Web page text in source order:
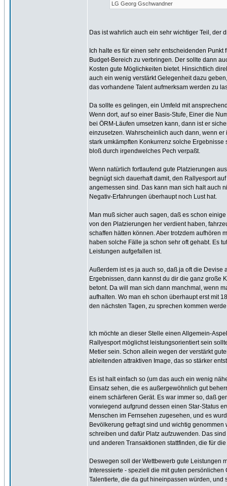
LG Georg Gschwandner
Das ist wahrlich auch ein sehr wichtiger Teil, der
Ich halte es für einen sehr entscheidenden
Budget-Bereich zu verbringen. Der sollte dann
Kosten gute Möglichkeiten bietet. Hinsichtlich
auch ein wenig verstärkt Gelegenheit dazu
das vorhandene Talent aufmerksam werden zu
Da sollte es gelingen, ein Umfeld mit
Wenn dort, auf so einer Basis-Stufe, Einer die
bei ÖRM-Läufen umsetzen kann, dann ist er
einzusetzen. Wahrscheinlich auch dann, wenn
stark umkämpften Konkurrenz solche
bloß durch irgendwelches Pech verpaßt.
Wenn natürlich fortlaufend gute Platzierungen
begnügt sich dauerhaft damit, den Rallyesport
angemessen sind. Das kann man sich halt auch
Negativ-Erfahrungen überhaupt noch Lust hat.
Man muß sicher auch sagen, daß es schon
von den Platzierungen her verdient haben,
schaffen hätten können. Aber trotzdem aufhören
haben solche Fälle ja schon sehr oft gehabt. Es
Leistungen aufgefallen ist.
Außerdem ist es ja auch so, daß ja oft die
Ergebnissen, dann kannst du dir die ganz große
betont. Da will man sich dann manchmal, wenn
aufhalten. Wo man eh schon überhaupt erst mit
den nächsten Tagen, zu sprechen kommen
Ich möchte an dieser Stelle einen Allgemein-
Rallyesport möglichst leistungsorientiert sein
Metier sein. Schon allein wegen der verstärkt
ableitenden attraktiven Image, das so stärker
Es ist halt einfach so (um das auch ein wenig
Einsatz sehen, die es außergewöhnlich gut
einem schärferen Gerät. Es war immer so, daß
vorwiegend aufgrund dessen einen Star-Status
Menschen im Fernsehen zugesehen, und es
Bevölkerung gefragt sind und wichtig
schreiben und dafür Platz aufzuwenden. Das
und anderen Transaktionen stattfinden, die für
Deswegen soll der Wettbewerb gute Leistungen
Interessierte - speziell die mit guten
Talentierte, die da gut hineinpassen würden,